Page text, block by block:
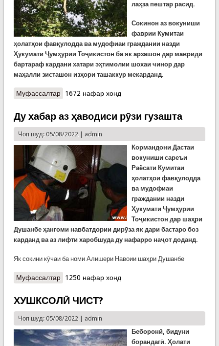
лаҳза пештар расид.
Сокинон аз вокуниши
фаврии Кумитаи
ҳолатҳои фавқулодда ва мудофиаи граждании назди
Ҳукумати Ҷумҳурии Тоҷикистон ба як арзашон дар мавриди
бартараф кардани хатари эҳтимолии шохаи чинор дар
маҳалли зисташон изҳори ташаккур мекарданд.
Муфассалтаро ТАШАККУР КҲФ!
1672 нафар хонд
Ду хабар аз ҳаводиси рӯзи гузашта
Чоп шуд: 05/08/2022 | admin
Кормандони Дастаи
вокуниши сареъи
Раёсати Кумитаи
ҳолатҳои фавқулодда
ва мудофиаи
граждании назди
Ҳукумати Ҷумҳурии
Тоҷикистон дар шаҳри
Душанбе ҳангоми навбатдории дирӯза як дари бастаро боз
карданд ва аз лифти харобшуда ду нафарро наҷот доданд.
Як сокини кӯчаи ба номи Алишери Навоии шаҳри Душанбе
Муфассалтаро Ду хабар аз ҳаводиси рӯзи гузашта
1250 нафар хонд
ХУШКСОЛӢ ЧИСТ?
Чоп шуд: 05/08/2022 | admin
Беборонӣ, бидуни
борандагӣ. Ҳолати